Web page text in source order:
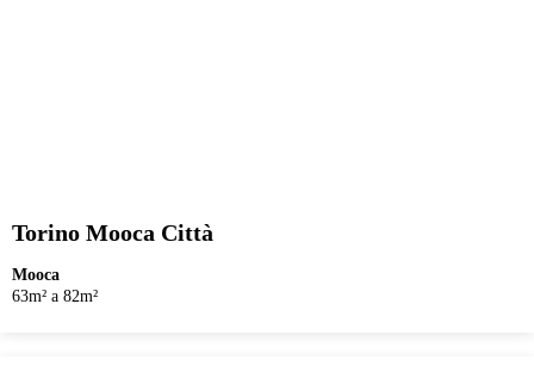
Torino Mooca Città
Mooca
63m² a 82m²